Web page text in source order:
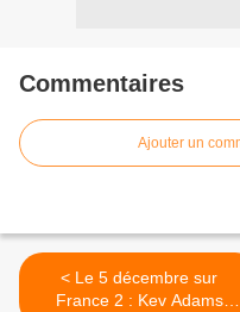
Commentaires
Ajouter un
< Le 5 décembre sur
France 2 : Kev Adams